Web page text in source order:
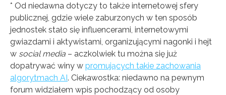
* Od niedawna dotyczy to także internetowej sfery
publicznej, gdzie wiele zaburzonych w ten sposób
jednostek stało się influencerami, internetowymi
gwiazdami i aktywistami, organizującymi nagonki i hejt
w social media – aczkolwiek tu można się już
dopatrywać winy w promujących takie zachowania
algorytmach AI. Ciekawostka: niedawno na pewnym
forum widziałem wpis pochodzący od osoby